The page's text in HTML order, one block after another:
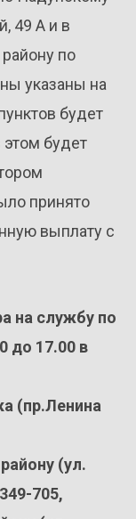
49 А и в
по
указаны на
будет
этом будет
принято
выплату с
на службу по
до 17.00 в
(пр.Ленина
(ул.
705,